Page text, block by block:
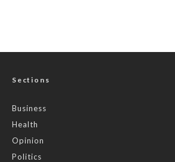
Sections
Business
Health
Opinion
Politics